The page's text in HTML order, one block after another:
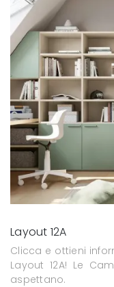
Layout 12A
Clicca e ottieni
Layout 12A! Le
aspettano.